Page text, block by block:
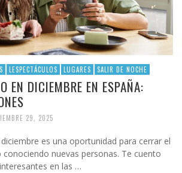
LESPECTÁCULOS LUGARES SALIR DE NOCHE
EN DICIEMBRE EN ESPAÑA:
29, 2025
es una oportunidad para cerrar el
nuevas personas. Te cuento
en las …